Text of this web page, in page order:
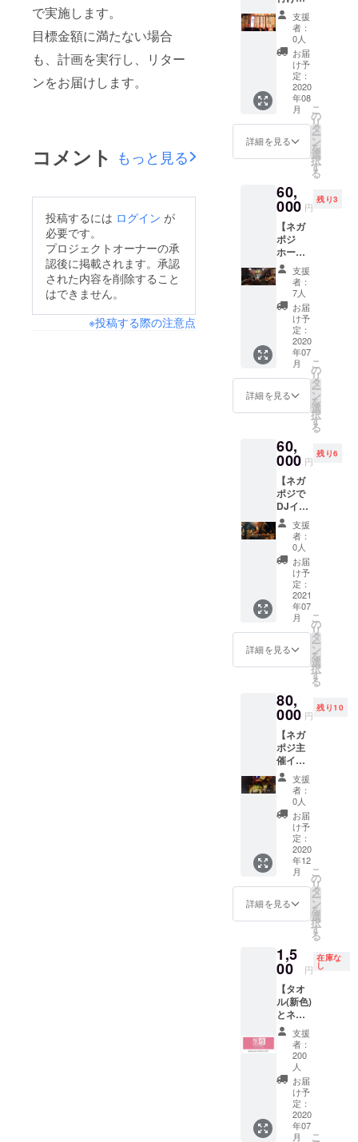
で実施します。
目標金額に満たない場合
も、計画を実行し、リター
ンをお届けします。
コメント もっと見る
投稿するには ログイン が
必要です。
プロジェクトオーナーの承
認後に掲載されます。承認
された内容を削除すること
はできません。
※投稿する際の注意点
otoyad
oikuha.
com/ ＊
この金
額で7名
様まで
宿泊す
ること
が可能
です。
＊当日
たはお
客様と
してご
来場し
ていた
だいた
方限
定。 ＊
送迎付
き（送
迎付き
の場合
は予約
確定時
にお伝
さいま
せ。）
前にお
願いい
たしま
す。先
客がい
る場合
はご希
望の日
程に添
えない
場合が
ありま
す。 ＊
【有効
期限】
12月末
日。
月10日
に延
期。
オリジ
ナル
フード
メ
ニュー
をネガ
ポジの
FOOD
レギュ
ラーメ
ニュー
に追加
できる
メ
ニュー
の内容
に関し
ては要
相談。
＊メ
ニュー
の名前
に自分
の名前
やバン
ド名を
入れる
ことも
OK。 ＊
特別な
期限採
用しま
す。
支援
者：
0人
お届
け予
定：
2020
年08
月
詳細を見る
こ
の
リ
タ
ー
ン
を
選
択
す
る
60,
000 円
残り3
【ネガ
ポジ
ホール
レンタ
ル(およ
Ｈ)】 通
常6時間
8万円を
6時間6
万円
に！ ラ
イブイ
ベント
のほか
にも結
ティー
や同窓
会など
様々な
スタイ
ルで自
由に空
間をお
使いく
ださ
い。 ＊
【日
程】
2021年
12月末
日まで
のお好
(先に予
約があ
る場合
は別日
程をお
願いす
る場合
はござ
いま
す。) ＊
【キャ
パシ
ティ】
座り50
名・ス
タン
ディン
＊ネガ
ポジま
での交
通費や
宿泊費
はご負
担くだ
さいま
せ。 ＊
音響、
機材使
用料込
です。
支援
者：
7人
お届
け予
定：
2020
年07
月
詳細を見る
こ
の
リ
タ
ー
ン
を
選
択
す
る
60,
000 円
残り6
【ネガ
ポジで
DJイベ
ントが
出来る
権】 ネ
ガポジ
で1回、
DJイベ
ントを
開催出
来ま
す。
ホール
レンタ
ル扱い
り、費
用はか
かりま
せん。
今回ご
支援頂
いたお
金でネ
ガポジ
にDJ機
材を導
入しま
す。復
活後の
ネガポ
ジで、
DJイベ
きたい
方にオ
ススメ
です。
＊【日
程】
2021年
12月末
日まで
のお好
きな日
程で後
日相談
(先に予
約があ
支援
者：
0人
お届
け予
定：
2021
年07
月
詳細を見る
こ
の
リ
タ
ー
ン
を
選
択
す
る
80,
000 円
残り10
【ネガ
ポジ主
催イベ
ント≪
ジャイ
アント
シリー
ズ≫永
久フ
リーパ
ス 1
枚】 毎
年12月
に行わ
れる
『年末
ジャイ
アント
シリー
ズ』の
入場料
が永久
に無料
になり
ます。
入場料
はネガ
ポジが
負担し
ますの
で、来
支援
者：
0人
お届
け予
定：
2020
年12
月
詳細を見る
こ
の
リ
タ
ー
ン
を
選
択
す
る
1,5
00 円
在庫な
し
【タオ
ル(新色)
とネガ
ポジス
テッ
カー1枚
セッ
ト】 ＊
ネガポ
ジス
テッ
カーは
支援
者：
200
人
お届
け予
定：
2020
年07
月
こ